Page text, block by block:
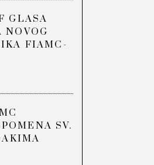
GLASA
NOVOG
FIAMC-
SV.